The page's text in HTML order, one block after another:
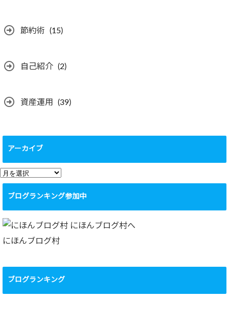
節約術 (15)
自己紹介 (2)
資産運用 (39)
アーカイブ
ア
ー
イ
ブ
ブログランキング参加中
にほんブログ村
ブログランキング